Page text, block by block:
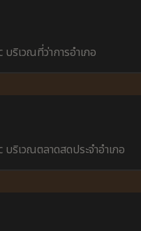
บริเวณที่ว่าการอำเภอ
บริเวณตลาดสดประจำอำเภอ